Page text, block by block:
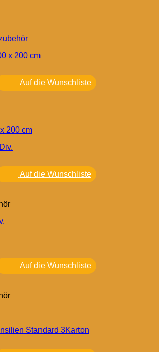
Auf die Wunschliste
200 cm
Auf die Wunschliste
Auf die Wunschliste